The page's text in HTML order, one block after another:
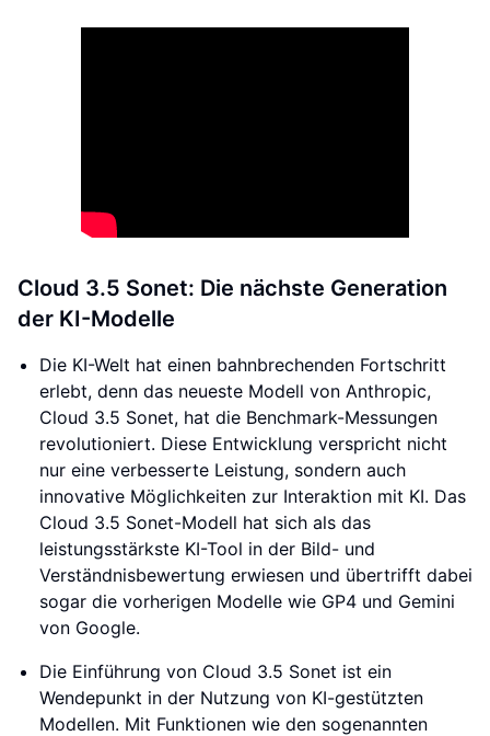
Cloud 3.5 Sonet: Die nächste Generation
der KI-Modelle
Die KI-Welt hat einen bahnbrechenden Fortschritt
erlebt, denn das neueste Modell von Anthropic,
Cloud 3.5 Sonet, hat die Benchmark-Messungen
revolutioniert. Diese Entwicklung verspricht nicht
nur eine verbesserte Leistung, sondern auch
innovative Möglichkeiten zur Interaktion mit KI. Das
Cloud 3.5 Sonet-Modell hat sich als das
leistungsstärkste KI-Tool in der Bild- und
Verständnisbewertung erwiesen und übertrifft dabei
sogar die vorherigen Modelle wie GP4 und Gemini
von Google.
Die Einführung von Cloud 3.5 Sonet ist ein
Wendepunkt in der Nutzung von KI-gestützten
Modellen. Mit Funktionen wie den sogenannten